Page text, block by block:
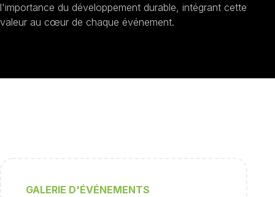
l'importance du développement durable, intégrant cette
valeur au cœur de chaque événement.
GALERIE D'ÉVÉNEMENTS